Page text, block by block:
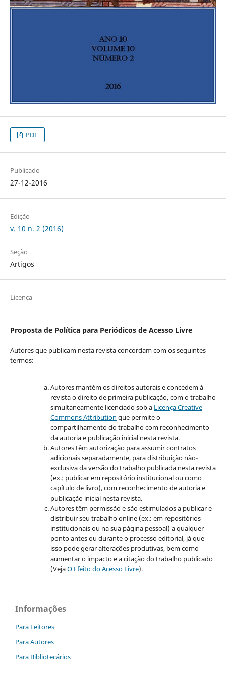
PDF
Publicado
27-12-2016
Edição
v. 10 n. 2 (2016)
Seção
Artigos
Licença
Proposta de Política para Periódicos de Acesso Livre
Autores que publicam nesta revista concordam com os seguintes
termos:
Autores mantém os direitos autorais e concedem à
revista o direito de primeira publicação, com o trabalho
simultaneamente licenciado sob a Licença Creative
Commons Attribution que permite o
compartilhamento do trabalho com reconhecimento
da autoria e publicação inicial nesta revista.
Autores têm autorização para assumir contratos
adicionais separadamente, para distribuição não-
exclusiva da versão do trabalho publicada nesta revista
(ex.: publicar em repositório institucional ou como
capítulo de livro), com reconhecimento de autoria e
publicação inicial nesta revista.
Autores têm permissão e são estimulados a publicar e
distribuir seu trabalho online (ex.: em repositórios
institucionais ou na sua página pessoal) a qualquer
ponto antes ou durante o processo editorial, já que
isso pode gerar alterações produtivas, bem como
aumentar o impacto e a citação do trabalho publicado
(VejaO Efeito do Acesso Livre).
Informações
Para Leitores
Para Autores
Para Bibliotecários